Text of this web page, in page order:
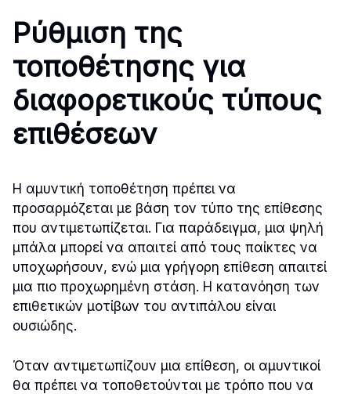
Ρύθμιση της
τοποθέτησης για
διαφορετικούς τύπους
επιθέσεων
Η αμυντική τοποθέτηση πρέπει να
προσαρμόζεται με βάση τον τύπο της επίθεσης
που αντιμετωπίζεται. Για παράδειγμα, μια ψηλή
μπάλα μπορεί να απαιτεί από τους παίκτες να
υποχωρήσουν, ενώ μια γρήγορη επίθεση απαιτεί
μια πιο προχωρημένη στάση. Η κατανόηση των
επιθετικών μοτίβων του αντιπάλου είναι
ουσιώδης.
Όταν αντιμετωπίζουν μια επίθεση, οι αμυντικοί
θα πρέπει να τοποθετούνται με τρόπο που να